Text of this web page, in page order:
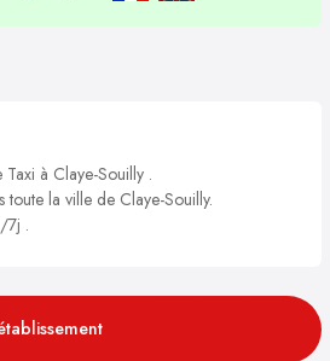
à Claye-Souilly .
toute la ville de Claye-Souilly.
7j .